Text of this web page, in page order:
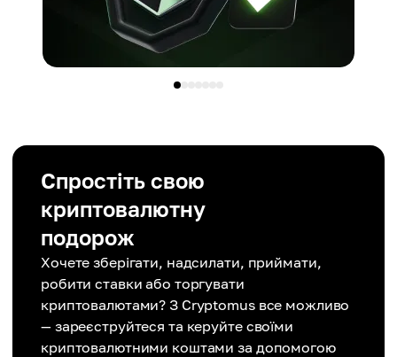
Спростіть свою
криптовалютну
подорож
Хочете зберігати, надсилати, приймати,
робити ставки або торгувати
криптовалютами? З Cryptomus все можливо
— зареєструйтеся та керуйте своїми
криптовалютними коштами за допомогою